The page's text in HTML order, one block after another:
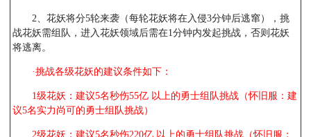
2、花妖将分5轮来袭（每轮花妖将在入侵3分钟后逃窜），挑
战花妖需组队，进入花妖领域后需在1分钟内发起挑战，否则花妖
将逃离。
·挑战各级花妖的建议条件如下：
1级花妖：建议5名秒伤55亿 以上的勇士组队挑战（怀旧服：建
议5名实力尚可的勇士组队挑战）
2级花妖：建议5名秒伤220亿 以上的勇士组队挑战（怀旧服：